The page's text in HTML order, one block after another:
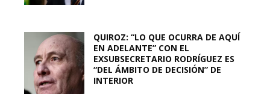
QUIROZ: “LO QUE OCURRA DE AQUÍ
EN ADELANTE” CON EL
EXSUBSECRETARIO RODRÍGUEZ ES
“DEL ÁMBITO DE DECISIÓN” DE
INTERIOR